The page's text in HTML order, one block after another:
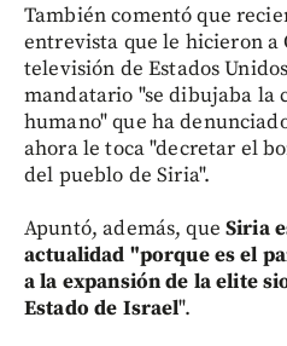
También comentó que
entrevista que le hicieron a
televisión de Estados
mandatario "se dibujaba la
humano" que ha
ahora le toca "decretar el
del pueblo de Siria".
Apuntó, además, que Siria
actualidad "porque es el
a la expansión de la elite
Estado de Israel".